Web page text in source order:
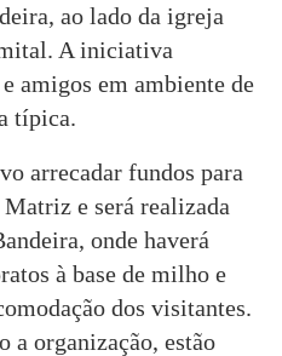
ao lado da igreja
A iniciativa
amigos em ambiente de
típica.
arrecadar fundos para
e será realizada
onde haverá
à base de milho e
dos visitantes.
a organização, estão